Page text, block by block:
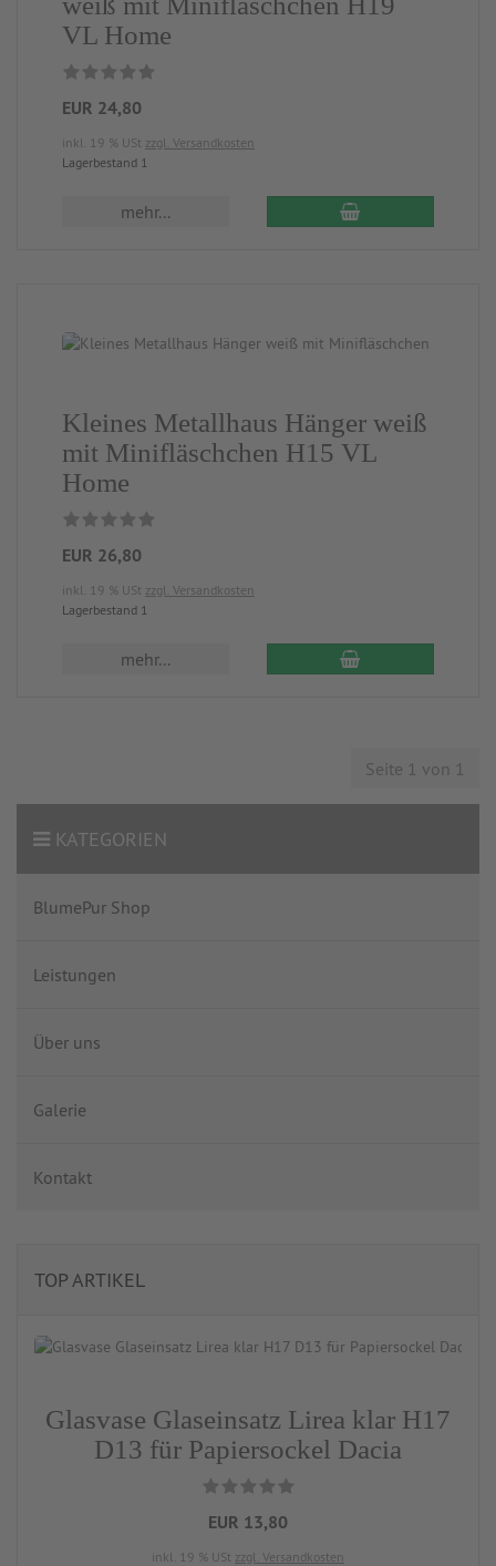
VL Home
EUR 24,80
inkl. 19 % USt zzgl. Versandkosten
Lagerbestand 1
mehr...
Kleines Metallhaus Hänger weiß
mit Minifläschchen H15 VL
Home
EUR 26,80
inkl. 19 % USt zzgl. Versandkosten
Lagerbestand 1
mehr...
Seite 1 von 1
KATEGORIEN
BlumePur Shop
Leistungen
Über uns
Galerie
Kontakt
TOP ARTIKEL
Glasvase Glaseinsatz Lirea klar H17
D13 für Papiersockel Dacia
EUR 13,80
inkl. 19 % USt zzgl. Versandkosten